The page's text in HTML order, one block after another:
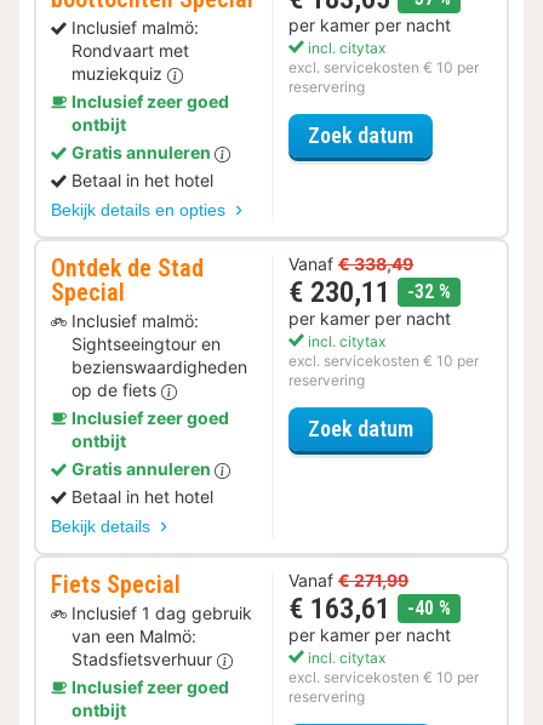
Inclusief malmö:
Rondvaart met
muziekquiz
Inclusief zeer goed
ontbijt
Gratis annuleren
Betaal in het hotel
Bekijk details en opties
per kamer per nacht
incl. citytax
excl. servicekosten € 10 per
reservering
Zoek datumvoor
Ontdek de Stad
Special
Inclusief malmö:
Sightseeingtour en
bezienswaardigheden
op de fiets
Inclusief zeer goed
ontbijt
Gratis annuleren
Betaal in het hotel
Bekijk details
Vanaf € 338,49
€ 230,11 -32 %
per kamer per nacht
incl. citytax
excl. servicekosten € 10 per
reservering
Zoek datumvoor Ontdek
Fiets Special
Inclusief 1 dag gebruik
van een Malmö:
Stadsfietsverhuur
Inclusief zeer goed
ontbijt
Vanaf € 271,99
€ 163,61 -40 %
per kamer per nacht
incl. citytax
excl. servicekosten € 10 per
reservering